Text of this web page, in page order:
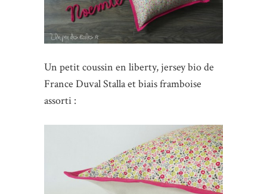
Un petit coussin en liberty, jersey bio de
France Duval Stalla et biais framboise
assorti :